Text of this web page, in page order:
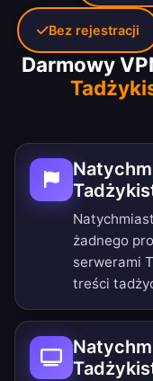
Darmowy
żadnego
serwerami
treści
Bez rejestracji